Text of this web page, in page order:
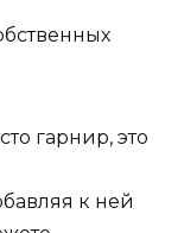
гарнир, это
к ней